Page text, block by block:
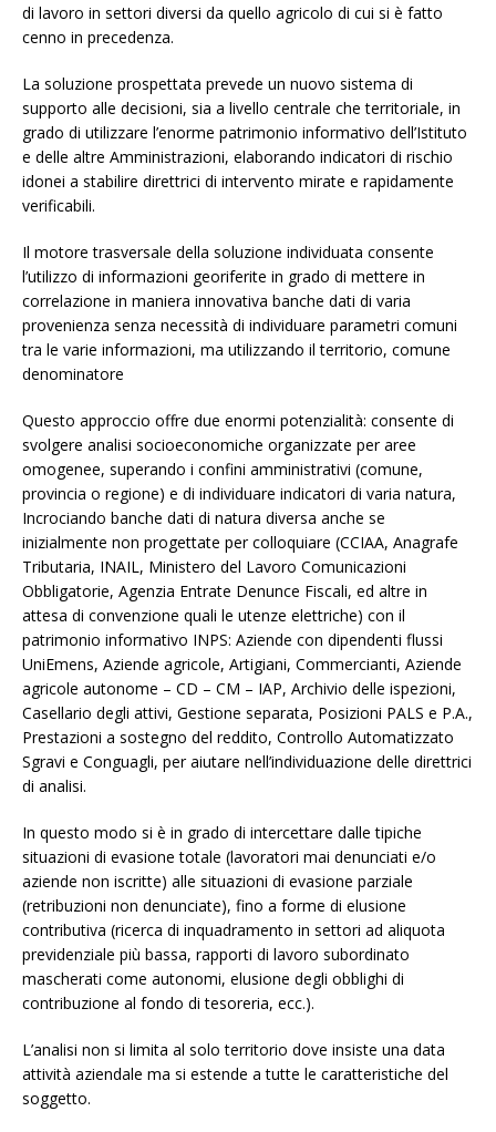
di lavoro in settori diversi da quello agricolo di cui si è fatto
cenno in precedenza.
La soluzione prospettata prevede un nuovo sistema di
supporto alle decisioni, sia a livello centrale che territoriale, in
grado di utilizzare l’enorme patrimonio informativo dell’Istituto
e delle altre Amministrazioni, elaborando indicatori di rischio
idonei a stabilire direttrici di intervento mirate e rapidamente
verificabili.
Il motore trasversale della soluzione individuata consente
l’utilizzo di informazioni georiferite in grado di mettere in
correlazione in maniera innovativa banche dati di varia
provenienza senza necessità di individuare parametri comuni
tra le varie informazioni, ma utilizzando il territorio, comune
denominatore
Questo approccio offre due enormi potenzialità: consente di
svolgere analisi socioeconomiche organizzate per aree
omogenee, superando i confini amministrativi (comune,
provincia o regione) e di individuare indicatori di varia natura,
Incrociando banche dati di natura diversa anche se
inizialmente non progettate per colloquiare (CCIAA, Anagrafe
Tributaria, INAIL, Ministero del Lavoro Comunicazioni
Obbligatorie, Agenzia Entrate Denunce Fiscali, ed altre in
attesa di convenzione quali le utenze elettriche) con il
patrimonio informativo INPS: Aziende con dipendenti flussi
UniEmens, Aziende agricole, Artigiani, Commercianti, Aziende
agricole autonome – CD – CM – IAP, Archivio delle ispezioni,
Casellario degli attivi, Gestione separata, Posizioni PALS e P.A.,
Prestazioni a sostegno del reddito, Controllo Automatizzato
Sgravi e Conguagli, per aiutare nell’individuazione delle direttrici
di analisi.
In questo modo si è in grado di intercettare dalle tipiche
situazioni di evasione totale (lavoratori mai denunciati e/o
aziende non iscritte) alle situazioni di evasione parziale
(retribuzioni non denunciate), fino a forme di elusione
contributiva (ricerca di inquadramento in settori ad aliquota
previdenziale più bassa, rapporti di lavoro subordinato
mascherati come autonomi, elusione degli obblighi di
contribuzione al fondo di tesoreria, ecc.).
L’analisi non si limita al solo territorio dove insiste una data
attività aziendale ma si estende a tutte le caratteristiche del
soggetto.